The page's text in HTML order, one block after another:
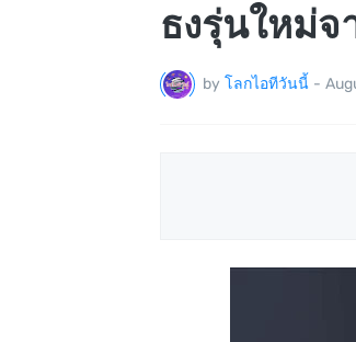
ธงรุ่นใหม่จ
by โลกไอทีวันนี้ -